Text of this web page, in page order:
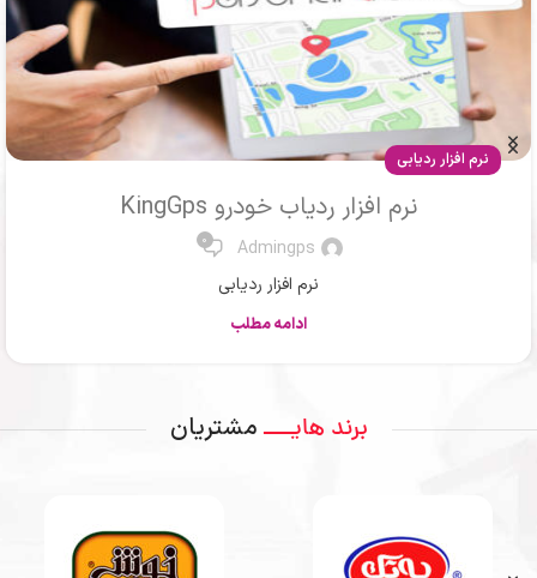
نرم افزار ردیابی
نرم افزار ردیاب خودرو KingGps
Admingps
0
نرم افزار ردیابی
ادامه مطلب
برند هایــــ مشتریان